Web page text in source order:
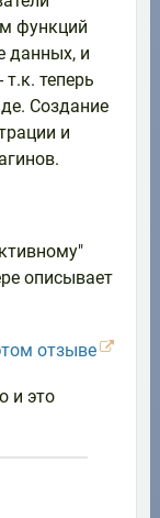
функций
данных, и
теперь
Создание
и
описывает
отзыве
и это